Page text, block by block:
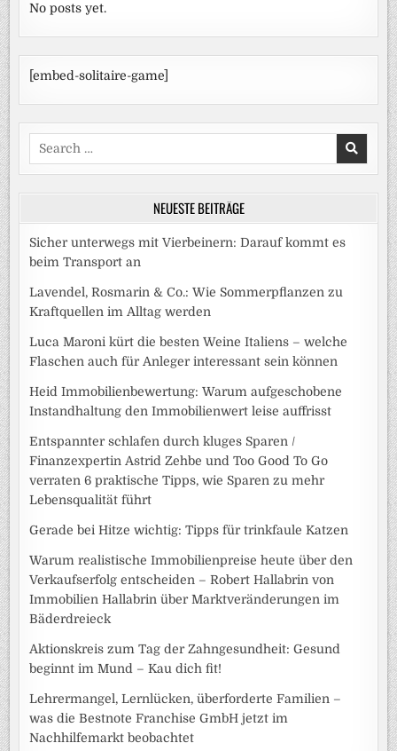
No posts yet.
[embed-solitaire-game]
Search
for:
NEUESTE BEITRÄGE
Sicher unterwegs mit Vierbeinern: Darauf kommt es
beim Transport an
Lavendel, Rosmarin & Co.: Wie Sommerpflanzen zu
Kraftquellen im Alltag werden
Luca Maroni kürt die besten Weine Italiens – welche
Flaschen auch für Anleger interessant sein können
Heid Immobilienbewertung: Warum aufgeschobene
Instandhaltung den Immobilienwert leise auffrisst
Entspannter schlafen durch kluges Sparen /
Finanzexpertin Astrid Zehbe und Too Good To Go
verraten 6 praktische Tipps, wie Sparen zu mehr
Lebensqualität führt
Gerade bei Hitze wichtig: Tipps für trinkfaule Katzen
Warum realistische Immobilienpreise heute über den
Verkaufserfolg entscheiden – Robert Hallabrin von
Immobilien Hallabrin über Marktveränderungen im
Bäderdreieck
Aktionskreis zum Tag der Zahngesundheit: Gesund
beginnt im Mund – Kau dich fit!
Lehrermangel, Lernlücken, überforderte Familien –
was die Bestnote Franchise GmbH jetzt im
Nachhilfemarkt beobachtet